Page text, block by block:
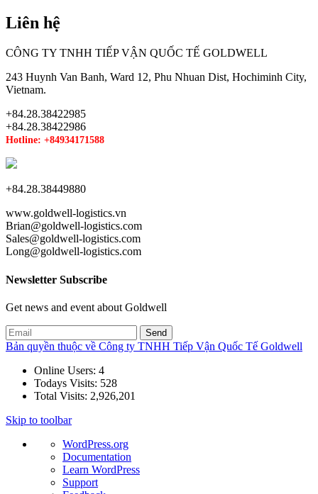
Liên hệ
CÔNG TY TNHH TIẾP VẬN QUỐC TẾ GOLDWELL
243 Huynh Van Banh, Ward 12, Phu Nhuan Dist, Hochiminh City,
Vietnam.
+84.28.38422985
+84.28.38422986
Hotline: +84934171588
+84.28.38449880
www.goldwell-logistics.vn
Brian@goldwell-logistics.com
Sales@goldwell-logistics.com
Long@goldwell-logistics.com
Newsletter Subscribe
Get news and event about Goldwell
Bản quyền thuộc về Công ty TNHH Tiếp Vận Quốc Tế Goldwell
Online Users: 4
Todays Visits: 528
Total Visits: 2,926,201
Skip to toolbar
About
WordPress
WordPress.org
Documentation
Learn WordPress
Support